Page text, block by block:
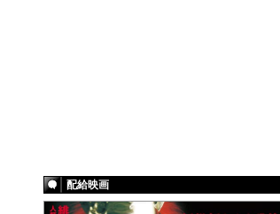
配給映画